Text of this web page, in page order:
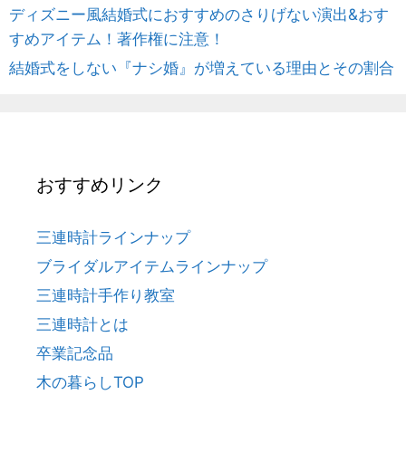
ディズニー風結婚式におすすめのさりげない演出&おす
すめアイテム！著作権に注意！
結婚式をしない『ナシ婚』が増えている理由とその割合
おすすめリンク
三連時計ラインナップ
ブライダルアイテムラインナップ
三連時計手作り教室
三連時計とは
卒業記念品
木の暮らしTOP